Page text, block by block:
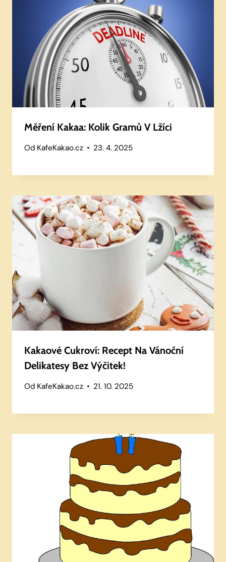
Měření Kakaa: Kolik Gramů V Lžíci
Od KafeKakao.cz 23. 4. 2025
Kakaové Cukroví: Recept Na Vánoční
Delikatesy Bez Výčitek!
Od KafeKakao.cz 21. 10. 2025